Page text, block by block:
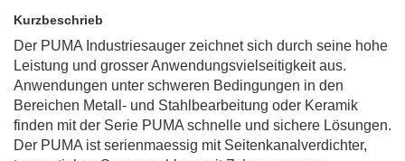
Kurzbeschrieb
Der PUMA Industriesauger zeichnet sich durch seine hohe
Leistung und grosser Anwendungsvielseitigkeit aus.
Anwendungen unter schweren Bedingungen in den
Bereichen Metall- und Stahlbearbeitung oder Keramik
finden mit der Serie PUMA schnelle und sichere Lösungen.
Der PUMA ist serienmaessig mit Seitenkanalverdichter,